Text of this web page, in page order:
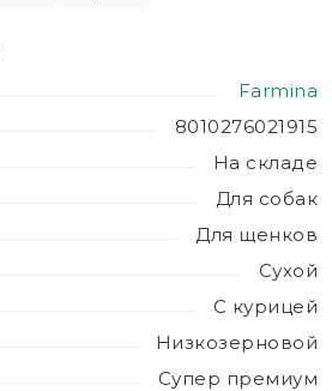
Farmina
8010276021915
На складе
Для собак
Для щенков
Сухой
С курицей
Низкозерновой
Супер премиум